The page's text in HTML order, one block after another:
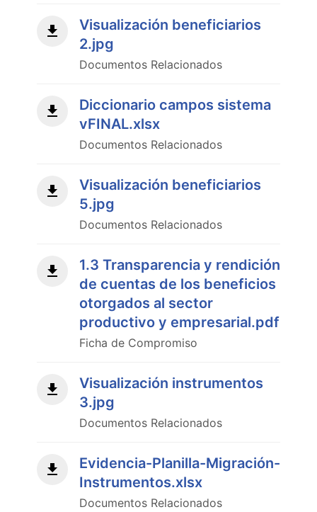
Visualización beneficiarios
2.jpg
Documentos Relacionados
Diccionario campos sistema
vFINAL.xlsx
Documentos Relacionados
Visualización beneficiarios
5.jpg
Documentos Relacionados
1.3 Transparencia y rendición
de cuentas de los beneficios
otorgados al sector
productivo y empresarial.pdf
Ficha de Compromiso
Visualización instrumentos
3.jpg
Documentos Relacionados
Evidencia-Planilla-Migración-
Instrumentos.xlsx
Documentos Relacionados